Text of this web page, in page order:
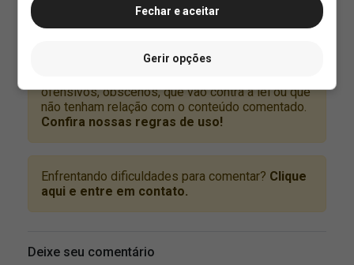
Fechar e aceitar
Gerir opções